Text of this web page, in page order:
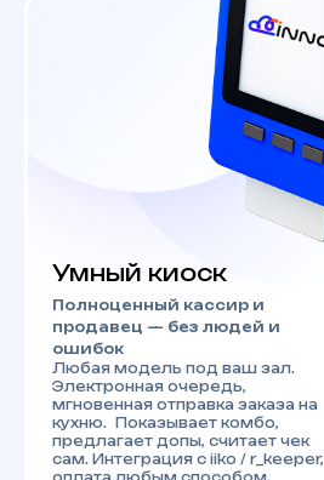
Умный киоск
Полноценный кассир и
продавец — без людей и
ошибок
Любая модель под ваш зал.
Электронная очередь,
мгновенная отправка заказа на
кухню. Показывает комбо,
предлагает допы, считает чек
сам. Интеграция с iiko / r_keeper,